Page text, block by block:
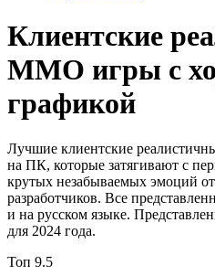
Клиентские
MMO игры с
графикой
Лучшие клиентские
на ПК, которые затягивают с
крутых незабываемых эмоций
разработчиков. Все
и на русском языке.
для 2024 года.
Топ 9.5